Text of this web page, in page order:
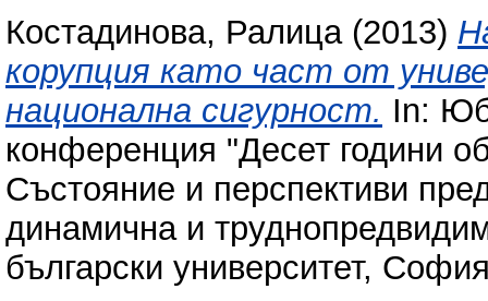
Костадинова, Ралица(2013)
корупция като част от
национална сигурност. In:
конференция "Десет години
Състояние и перспективи
динамична и
български университет,